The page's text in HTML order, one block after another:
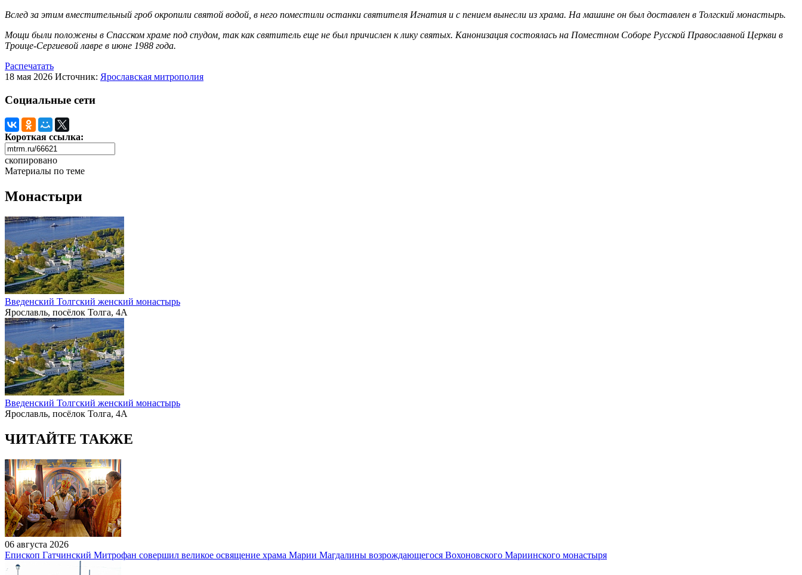
Вслед за этим вместительный гроб окропили святой водой, в него поместили останки святителя Игнатия и с пением вынесли из храма. На машине он был доставлен в Толгский монастырь.
Мощи были положены в Спасском храме под спудом, так как святитель еще не был причислен к лику святых. Канонизация состоялась на Поместном Соборе Русской Православной Церкви в
Троице-Сергиевой лавре в июне 1988 года.
Распечатать
18 мая 2026 Источник: Ярославская митрополия
Социальные сети
Короткая ссылка:
скопировано
Материалы по теме
Монастыри
Введенский Толгский женский монастырь
Ярославль, посёлок Толга, 4А
Введенский Толгский женский монастырь
Ярославль, посёлок Толга, 4А
ЧИТАЙТЕ ТАКЖЕ
06 августа 2026
Епископ Гатчинский Митрофан совершил великое освящение храма Марии Магдалины возрождающегося Вохоновского Мариинского монастыря